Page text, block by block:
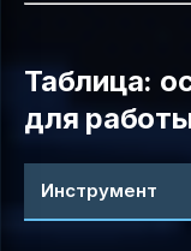
Таблица:
для
Инструмент